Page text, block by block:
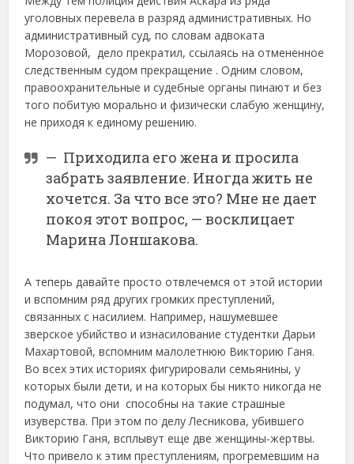
уголовных перевела в разряд административных. Но
административный суд, по словам адвоката
Морозовой, дело прекратил, ссылаясь на отмененное
следственным судом прекращение . Одним словом,
правоохранительные и судебные органы пинают и без
того побитую морально и физически слабую женщину,
не приходя к единому решению.
— Приходила его жена и просила
забрать заявление. Иногда жить не
хочется. За что все это? Мне не дает
покоя этот вопрос, — восклицает
Марина Лоншакова.
А теперь давайте просто отвлечемся от этой истории
и вспомним ряд других громких преступлений,
связанных с насилием. Например, нашумевшее
зверское убийство и изнасилование студентки Дарьи
Махартовой, вспомним малолетнюю Викторию Ганя.
Во всех этих историях фигурировали семьянины, у
которых были дети, и на которых бы никто никогда не
подумал, что они способны на такие страшные
изуверства. При этом по делу Лесникова, убившего
Викторию Ганя, всплывут еще две женщины-жертвы.
Что привело к этим преступлениям, прогремевшим на